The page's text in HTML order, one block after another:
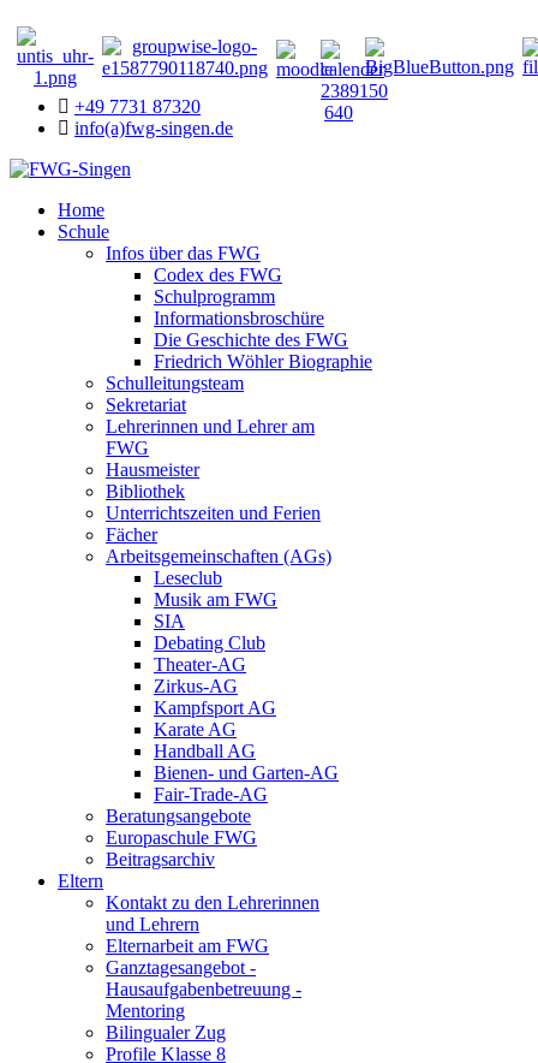
+49 7731 87320
info(a)fwg-singen.de
Home
Schule
Infos über das FWG
Codex des FWG
Schulprogramm
Informationsbroschüre
Die Geschichte des FWG
Friedrich Wöhler Biographie
Schulleitungsteam
Sekretariat
Lehrerinnen und Lehrer am
FWG
Hausmeister
Bibliothek
Unterrichtszeiten und Ferien
Fächer
Arbeitsgemeinschaften (AGs)
Leseclub
Musik am FWG
SIA
Debating Club
Theater-AG
Zirkus-AG
Kampfsport AG
Karate AG
Handball AG
Bienen- und Garten-AG
Fair-Trade-AG
Beratungsangebote
Europaschule FWG
Beitragsarchiv
Eltern
Kontakt zu den Lehrerinnen
und Lehrern
Elternarbeit am FWG
Ganztagesangebot -
Hausaufgabenbetreuung -
Mentoring
Bilingualer Zug
Profile Klasse 8